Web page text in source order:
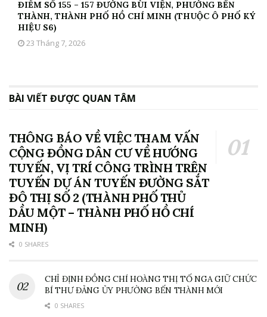
ĐIỂM SỐ 155 – 157 ĐƯỜNG BÙI VIỆN, PHƯỜNG BẾN
THÀNH, THÀNH PHỐ HỒ CHÍ MINH (THUỘC Ô PHỐ KÝ
HIỆU S6)
23 Tháng 7, 2026
BÀI VIẾT ĐƯỢC QUAN TÂM
THÔNG BÁO VỀ VIỆC THAM VẤN
CỘNG ĐỒNG DÂN CƯ VỀ HƯỚNG
TUYẾN, VỊ TRÍ CÔNG TRÌNH TRÊN
TUYẾN DỰ ÁN TUYẾN ĐƯỜNG SẮT
ĐÔ THỊ SỐ 2 (THÀNH PHỐ THỦ
DẦU MỘT – THÀNH PHỐ HỒ CHÍ
MINH)
0 SHARES
CHỈ ĐỊNH ĐỒNG CHÍ HOÀNG THỊ TỐ NGA GIỮ CHỨC
BÍ THƯ ĐẢNG ỦY PHƯỜNG BẾN THÀNH MỚI
0 SHARES